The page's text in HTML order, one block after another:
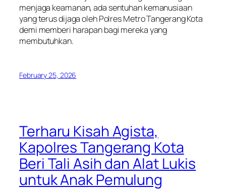
menjaga keamanan, ada sentuhan kemanusiaan
yang terus dijaga oleh Polres Metro Tangerang Kota
demi memberi harapan bagi mereka yang
membutuhkan.
February 25, 2026
Terharu Kisah Agista,
Kapolres Tangerang Kota
Beri Tali Asih dan Alat Lukis
untuk Anak Pemulung